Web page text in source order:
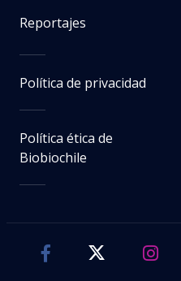
Reportajes
Política de privacidad
Política ética de
Biobiochile